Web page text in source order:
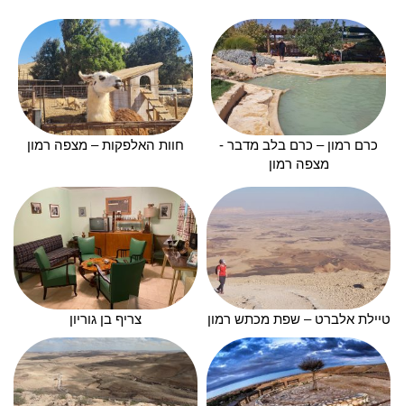
כרם רמון – כרם בלב מדבר -
מצפה רמון
חוות האלפקות – מצפה רמון
טיילת אלברט – שפת מכתש רמון צריף בן גוריון